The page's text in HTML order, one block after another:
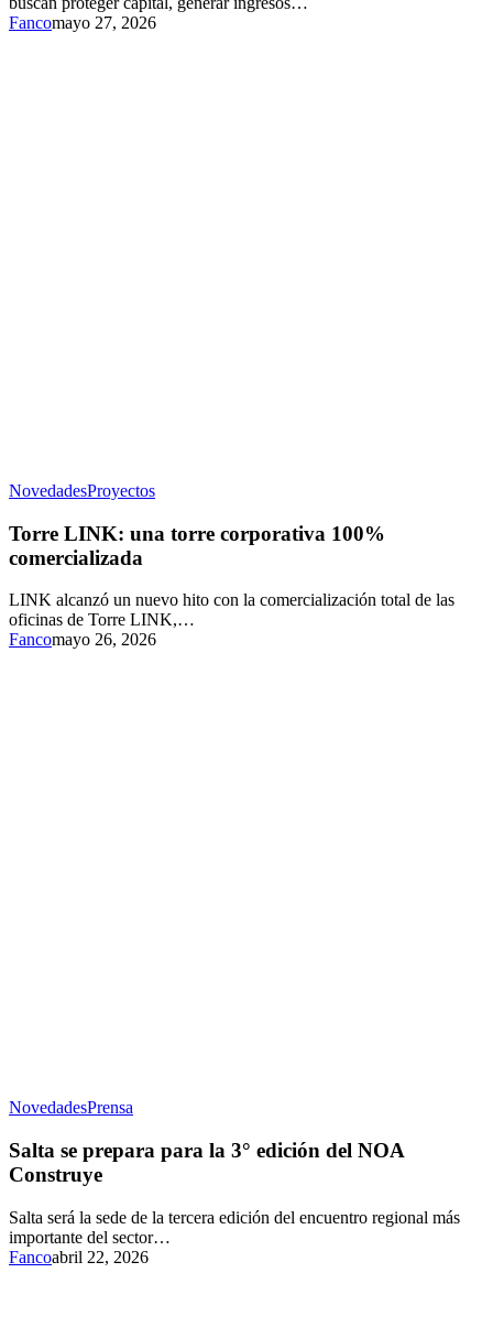
Fancomayo 27, 2026
NovedadesProyectos
Torre LINK: una torre corporativa 100%
comercializada
LINK alcanzó un nuevo hito con la comercialización total de las
oficinas de Torre LINK,…
Fancomayo 26, 2026
NovedadesPrensa
Salta se prepara para la 3° edición del NOA
Construye
Salta será la sede de la tercera edición del encuentro regional más
importante del sector…
Fancoabril 22, 2026